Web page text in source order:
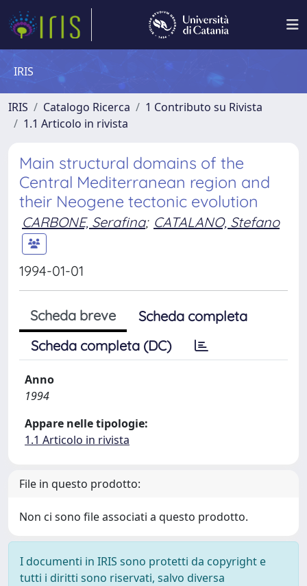
IRIS
IRIS Catalogo Ricerca
1 Contributo su Rivista
1.1 Articolo in rivista
Main structural domains of the
Central Mediterranean region and
their Neogene tectonic evolution
CARBONE, Serafina; CATALANO, Stefano
1994-01-01
Scheda breve
Scheda completa
Scheda completa (DC)
Anno
1994
Appare nelle tipologie:
1.1 Articolo in rivista
File in questo prodotto:
Non ci sono file associati a questo prodotto.
I documenti in IRIS sono protetti da copyright e
tutti i diritti sono riservati, salvo diversa